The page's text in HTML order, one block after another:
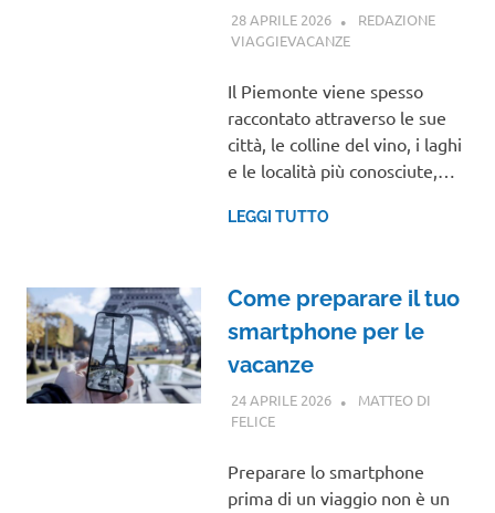
28 APRILE 2026
REDAZIONE
VIAGGIEVACANZEGUIDE
Il Piemonte viene spesso
raccontato attraverso le sue
città, le colline del vino, i laghi
e le località più conosciute,…
LEGGI TUTTO
Come preparare il tuo
smartphone per le
vacanze
24 APRILE 2026
MATTEO DI
FELICEGUIDE
Preparare lo smartphone
prima di un viaggio non è un